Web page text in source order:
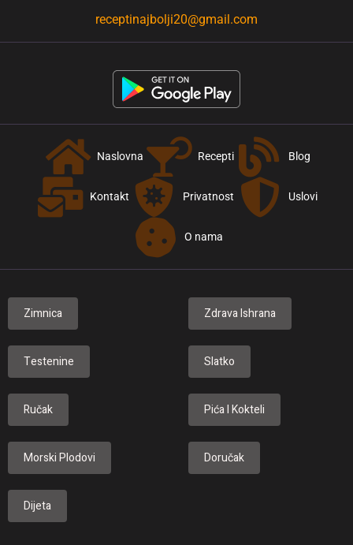
receptinajbolji20@gmail.com
Naslovna Recepti Blog
Kontakt Privatnost Uslovi
O nama
Zimnica Zdrava Ishrana
Testenine Slatko
Ručak Pića I Kokteli
Morski Plodovi Doručak
Dijeta